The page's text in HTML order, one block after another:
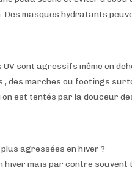
masques hydratants
sont agressifs même en
des marches ou footings
on est tentés par la douceur
agressées en hiver ?
hiver mais par contre souvent